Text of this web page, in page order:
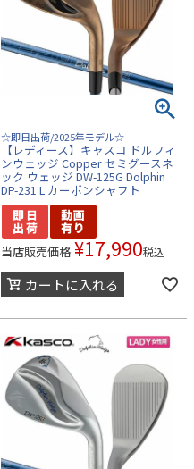
☆即日出荷/2025年モデル☆
【レディース】キャスコ ドルフィ
ンウェッジ Copper セミグースネ
ック ウェッジ DW-125G Dolphin
DP-231 L カーボンシャフト
当店販売価格 ¥17,990税込
カートに入れる